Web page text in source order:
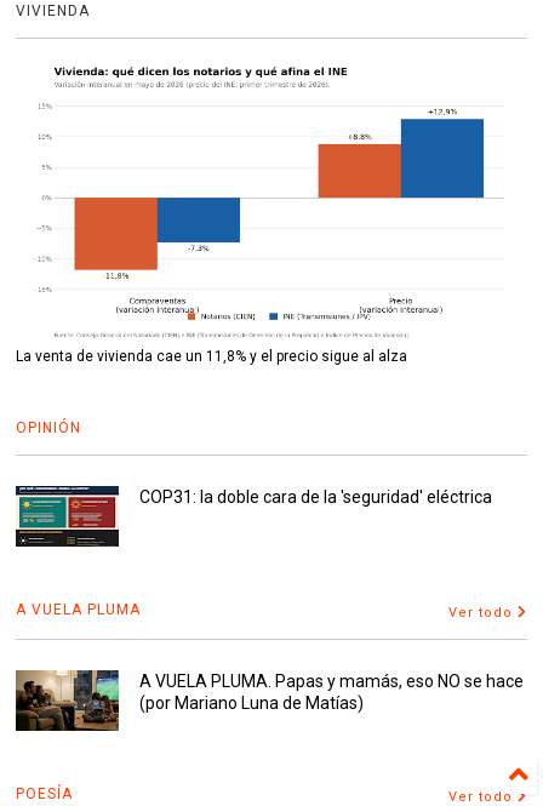
VIVIENDA
La venta de vivienda cae un 11,8% y el precio sigue al alza
OPINIÓN
COP31: la doble cara de la 'seguridad' eléctrica
A VUELA PLUMA Ver todo
A VUELA PLUMA. Papas y mamás, eso NO se hace
(por Mariano Luna de Matías)
POESÍA Ver todo